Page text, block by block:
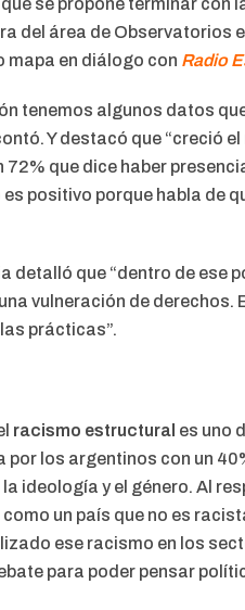
se propone terminar con
del área de Observatorios
mapa en diálogo con Radio
tenemos algunos datos
Y destacó que “creció
72% que dice haber
positivo porque habla de
detalló que “dentro de ese
vulneración de derechos.
prácticas”.
racismo estructural es uno
los argentinos con un
ideología y el género. Al
un país que no es
ese racismo en los
para poder pensar